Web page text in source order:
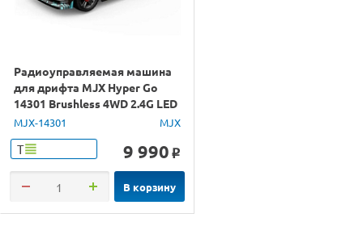
Радиоуправляемая машина
для дрифта MJX Hyper Go
14301 Brushless 4WD 2.4G LED
1/14 RTR
MJX-14301 MJX
Т 9 990 o
В корзину